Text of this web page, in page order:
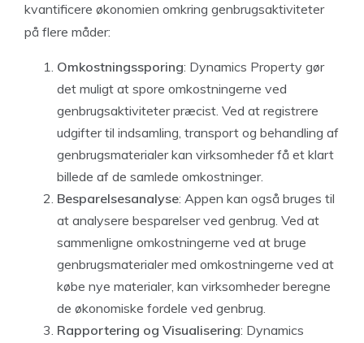
kvantificere økonomien omkring genbrugsaktiviteter
på flere måder:
Omkostningssporing: Dynamics Property gør
det muligt at spore omkostningerne ved
genbrugsaktiviteter præcist. Ved at registrere
udgifter til indsamling, transport og behandling af
genbrugsmaterialer kan virksomheder få et klart
billede af de samlede omkostninger.
Besparelsesanalyse: Appen kan også bruges til
at analysere besparelser ved genbrug. Ved at
sammenligne omkostningerne ved at bruge
genbrugsmaterialer med omkostningerne ved at
købe nye materialer, kan virksomheder beregne
de økonomiske fordele ved genbrug.
Rapportering og Visualisering: Dynamics